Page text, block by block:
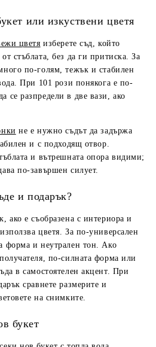
или изкуствени цветя
цветя изберете съд, който
стъблата, без да ги притиска. За
по-голям, тежък и стабилен
При 101 рози понякога е по-
се разпредели в две вази, ако
не е нужно съдът да задържа
и с подходящ отвор.
и вътрешната опора видими;
по-завършен силует.
и подарък?
ако е съобразена с интериора и
цветя. За по-универсален
форма и неутрален тон. Ако
по-силната форма или
в самостоятелен акцент. При
сравнете размерите и
на снимките.
букет